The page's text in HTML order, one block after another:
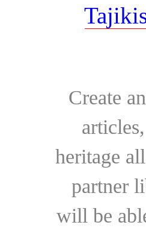
Create
heritage
partner
will be